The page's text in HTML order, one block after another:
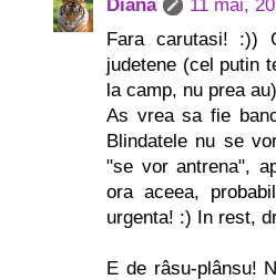
Diana
11 mai,
Fara carutasi! :))
judetene (cel putin
la camp, nu prea
As vrea sa fie
Blindatele nu se
"se vor antrena",
ora aceea,
urgenta! :) In rest,
E de râsu-plânsu!